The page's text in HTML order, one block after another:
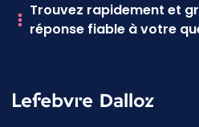
Trouvez rapidement et
réponse fiable à votre